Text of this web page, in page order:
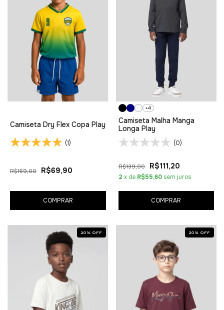
Camiseta Dry Flex Copa Play
(1)
R$169,00 R$69,90
COMPRAR
+4
Camiseta Malha Manga
Longa Play
(0)
R$139,00 R$111,20
2 x de R$55,60 sem juros
COMPRAR
20 % OFF 20 % OFF